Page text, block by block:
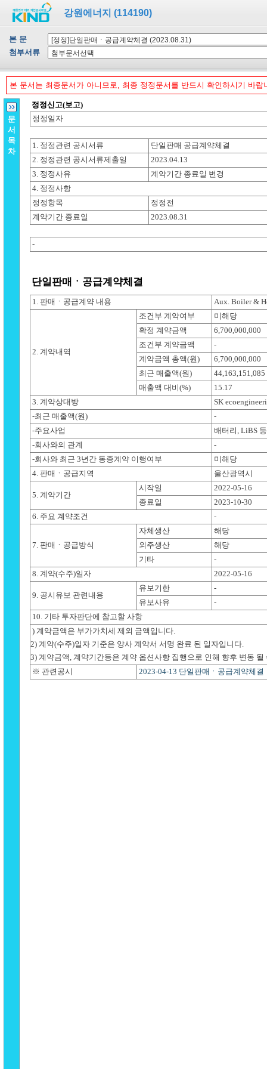
강원에너지 (114190)
본 문
첨부서류
본 문서는 최종문서가 아니므로, 최종 정정문서를 반드시 확인하시기 바랍
문
서
목
차